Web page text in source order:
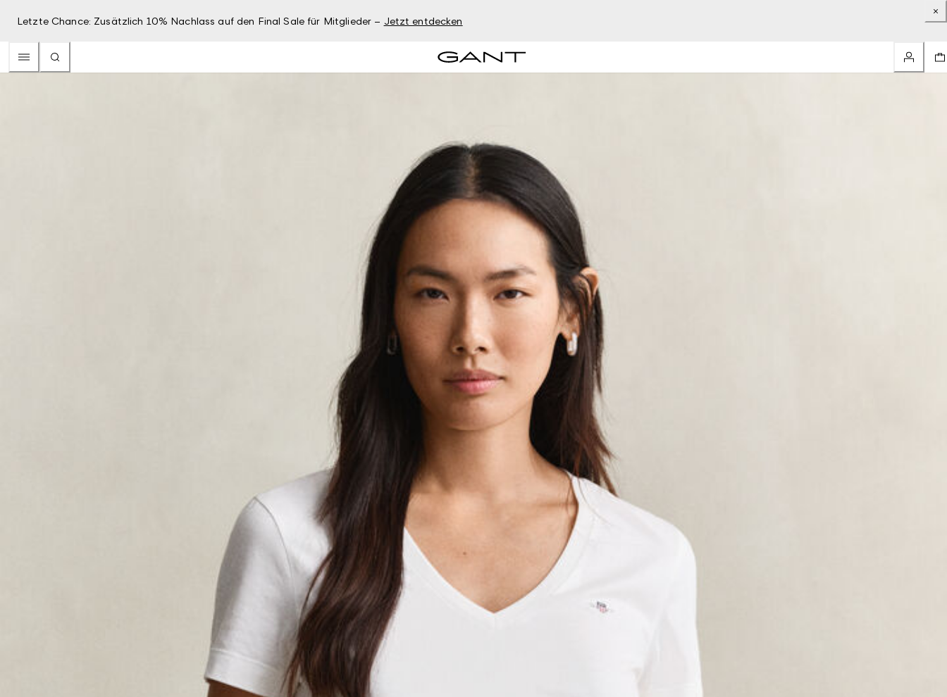
Letzte Chance: Zusätzlich 10% Nachlass auf den Final Sale für Mitglieder – Jetzt entdecken